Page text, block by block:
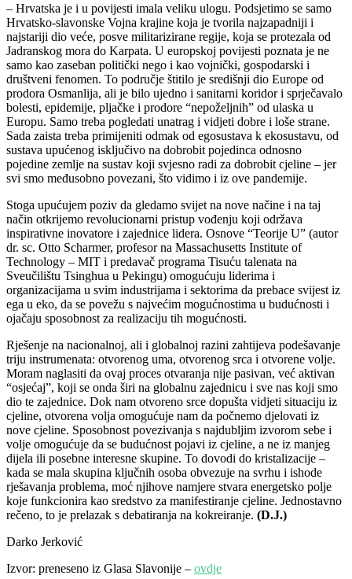
– Hrvatska je i u povijesti imala veliku ulogu. Podsjetimo se samo
Hrvatsko-slavonske Vojna krajine koja je tvorila najzapadniji i
najstariji dio veće, posve militarizirane regije, koja se protezala od
Jadranskog mora do Karpata. U europskoj povijesti poznata je ne
samo kao zaseban politički nego i kao vojnički, gospodarski i
društveni fenomen. To područje štitilo je središnji dio Europe od
prodora Osmanlija, ali je bilo ujedno i sanitarni koridor i sprječavalo
bolesti, epidemije, pljačke i prodore “nepoželjnih” od ulaska u
Europu. Samo treba pogledati unatrag i vidjeti dobre i loše strane.
Sada zaista treba primijeniti odmak od egosustava k ekosustavu, od
sustava upućenog isključivo na dobrobit pojedinca odnosno
pojedine zemlje na sustav koji svjesno radi za dobrobit cjeline – jer
svi smo međusobno povezani, što vidimo i iz ove pandemije.
Stoga upućujem poziv da gledamo svijet na nove načine i na taj
način otkrijemo revolucionarni pristup vođenju koji održava
inspirativne inovatore i zajednice lidera. Osnove “Teorije U” (autor
dr. sc. Otto Scharmer, profesor na Massachusetts Institute of
Technology – MIT i predavač programa Tisuću talenata na
Sveučilištu Tsinghua u Pekingu) omogućuju liderima i
organizacijama u svim industrijama i sektorima da prebace svijest iz
ega u eko, da se povežu s najvećim mogućnostima u budućnosti i
ojačaju sposobnost za realizaciju tih mogućnosti.
Rješenje na nacionalnoj, ali i globalnoj razini zahtijeva podešavanje
triju instrumenata: otvorenog uma, otvorenog srca i otvorene volje.
Moram naglasiti da ovaj proces otvaranja nije pasivan, već aktivan
“osjećaj”, koji se onda širi na globalnu zajednicu i sve nas koji smo
dio te zajednice. Dok nam otvoreno srce dopušta vidjeti situaciju iz
cjeline, otvorena volja omogućuje nam da počnemo djelovati iz
nove cjeline. Sposobnost povezivanja s najdubljim izvorom sebe i
volje omogućuje da se budućnost pojavi iz cjeline, a ne iz manjeg
dijela ili posebne interesne skupine. To dovodi do kristalizacije –
kada se mala skupina ključnih osoba obvezuje na svrhu i ishode
rješavanja problema, moć njihove namjere stvara energetsko polje
koje funkcionira kao sredstvo za manifestiranje cjeline. Jednostavno
rečeno, to je prelazak s debatiranja na kokreiranje. (D.J.)
Darko Jerković
Izvor: preneseno iz Glasa Slavonije – ovdje